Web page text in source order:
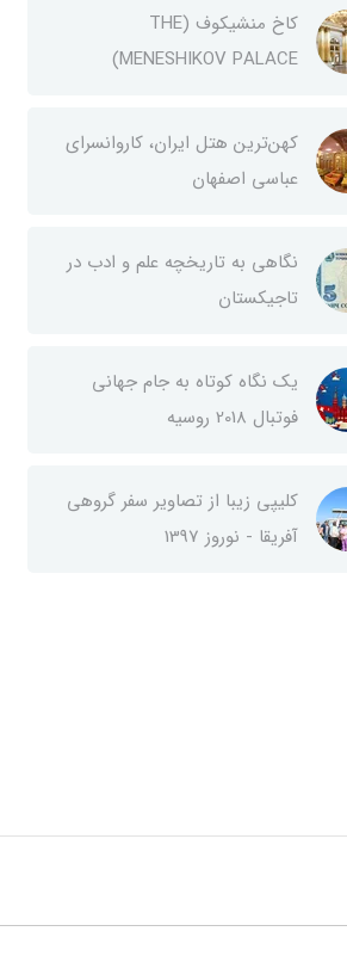
کاخ منشیکوف (THE
MENESHIKOV PALACE)
کهن‌ترین هتل ایران، کاروانسرای
عباسی اصفهان
نگاهی به تاریخچه علم و ادب در
تاجیکستان
یک نگاه کوتاه به جام جهانی
فوتبال 2018 روسیه
کلیپی زیبا از تصاویر سفر گروهی
آفریقا - نوروز 1397